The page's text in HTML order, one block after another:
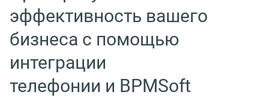
эффективность вашего
бизнеса с помощью
интеграции
телефонии и BPMSoft